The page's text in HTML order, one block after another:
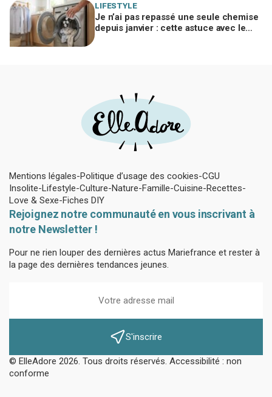
LIFESTYLE
Je n’ai pas repassé une seule chemise
depuis janvier : cette astuce avec le
Mentions légales Politique d’usage des cookies CGU
Insolite Lifestyle Culture Nature Famille Cuisine Recettes
Love & Sexe Fiches DIY
Rejoignez notre communauté en vous inscrivant à
notre Newsletter !
Pour ne rien louper des dernières actus Mariefrance et rester à
la page des dernières tendances jeunes.
S'inscrire
© ElleAdore 2026. Tous droits réservés. Accessibilité : non
conforme